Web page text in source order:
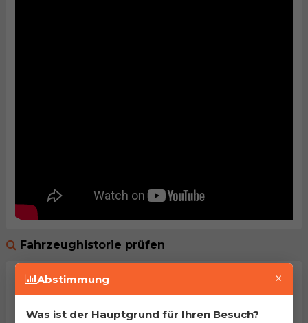
Fahrzeughistorie prüfen
Abstimmung ×
Was ist der Hauptgrund für Ihren Besuch?